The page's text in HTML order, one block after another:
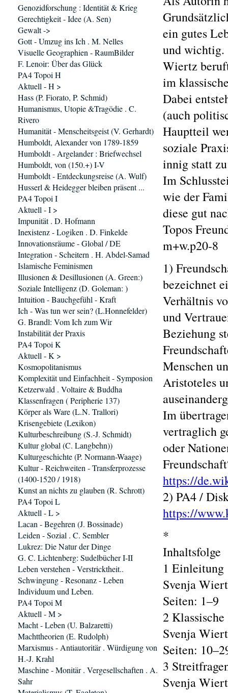
ein gutes
und wichtig.
Wiertz
im
Dabei
(auch
Hauptteil
soziale
innig statt
Im
wie der
diese gut
Topos
m+w.p20-8
1)
bezeichnet
Verhältnis
und
Beziehung
Menschen
Aristoteles
Im
vertraglich
oder
https://
2) PA4 /
https://
*
Inhaltsfolge
1 Einleitung
Svenja
Seiten: 1–9
2
Svenja
Seiten:
3
Svenja
Genozidforschung : Identität & Krieg
Gerechtigkeit - Idee (A. Sen)
Gewalt ->
Gott - Umzug ins Ich . M. Nelles
Visuelle Geographien - RaumBilder
F. Lenoir: Über das Glück
PA4 Topoi H
Aktuell - H >
Hass (P. Fiorato, P. Schmid)
Humanismus, Utopie &Tragödie . C.
Rivero
Humanität - Menscheitsgeist (V. Gerhardt)
Humboldt, Alexander von 1789-1859
Humboldt - Argelander : Briefwechsel
Humboldt, von (150.+) I-V
Humboldt - Entdeckungsreise (A. Wulf)
Husserl & Heidegger bleiben präsent ...
PA4 Topoi I
Aktuell - I >
Impunität . D. Hofmann
Inexistenz - Logiken . D. Finkelde
Innovationsräume - Global / DE
Integration - Scheitern . H. Abdel-Samad
Islamische Feminismen
Illusionen & Desillusionen (A. Green:)
Soziale Intelligenz (D. Goleman: )
Intuition - Bauchgefühl - Kraft
Ich - Was tun wer sein? (L.Honnefelder)
G. Brandl: Vom Ich zum Wir
Instabilität der Praxis
PA4 Topoi K
Aktuell - K >
Kosmopolitanismus
Komplexität und Einfachheit - Symposion
Ketzerwald . Voltaire & Buddha
Klassenfragen ( Peripherie 137)
Körper als Ware (L.N. Trallori)
Krisengebiete (Lexikon)
Kulturbeschreibung (S.-J. Schmidt)
Kultur global (C. Langbehn))
Kulturgeschichte (P. Normann-Waage)
Kultur - Reichweiten - Transferprozesse
(1400-1520 / 1918)
Kunst an nichts zu glauben (R. Schrott)
PA4 Topoi L
Aktuell - L >
Lacan - Begehren (J. Bossinade)
Leiden - Sozial . C. Sembler
Lukrez: Die Natur der Dinge
G. C. Lichtenberg: Sudelbücher I-II
Leben verstehen - Verstricktheit..
Schwingung - Resonanz - Leben
Individuum und Leben.
PA4 Topoi M
Aktuell - M >
Macht - Leben (U. Balzaretti)
Machttheorien (E. Rudolph)
Marxismus - Antiautoritär . Würdigung von
H.-J. Krahl
Maschine - Monitär . Vergesellschaften . A.
Sahr